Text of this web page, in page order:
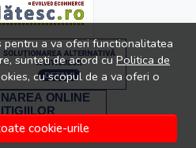
a va oferi functionalitatea
sunteti de acord cuPolitica de
cu scopul de a va oferi o
cookie-urile